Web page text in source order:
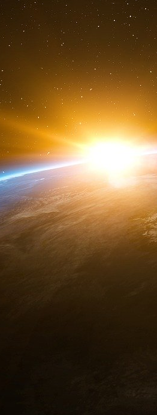
n’est qu’une partie de
programme
probablement
de plus
à l’étranger, un
américains, ainsi que
contrôlées
pour renforcer la
américaine ?
les priorités de
le renforcement de la
dans les chaînes
à l’ordre du jour du
compte tenu de la
de cybersécurité et
des domaines au-delà